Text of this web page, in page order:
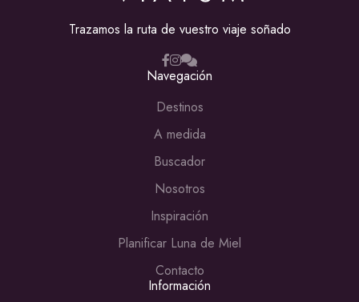
Trazamos la ruta de vuestro viaje soñado
Navegación
Destinos
A medida
Buscador
Nosotros
Inspiración
Planificar Luna de Miel
Contacto
Información